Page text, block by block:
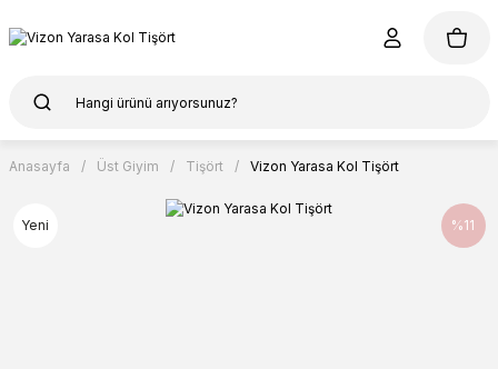
Anasayfa Üst Giyim Tişört Vizon Yarasa Kol Tişört
Yeni %11